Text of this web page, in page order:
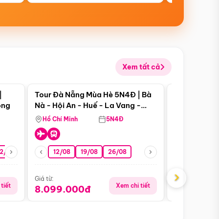
Xem tất cả
08 26/08 05/09 09/09 12/09
tiết
Điểm nổi bật
Tour Đà Nẵng Mùa Hè 5N4Đ | Bà
Nà - Hội An - Huế - La Vang -
Động Thiên Đường
Hồ Chí Minh 5N4Đ
12/08 19/08 26/08
Giá từ:
8.099.000đ Xem chi tiết
Giá từ:
›